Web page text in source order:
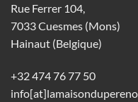
Rue Ferrer 104,
7033 Cuesmes (Mons)
Hainaut (Belgique)
+32 474 76 77 50